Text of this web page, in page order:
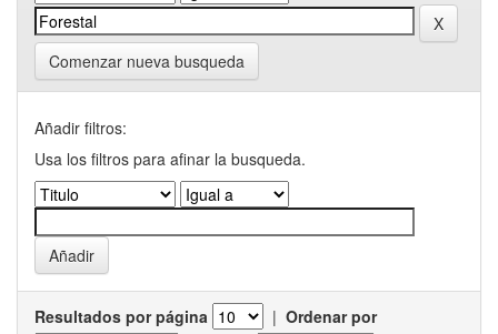
Comenzar nueva busqueda
Añadir filtros:
Usa los filtros para afinar la busqueda.
Resultados por página | Ordenar por